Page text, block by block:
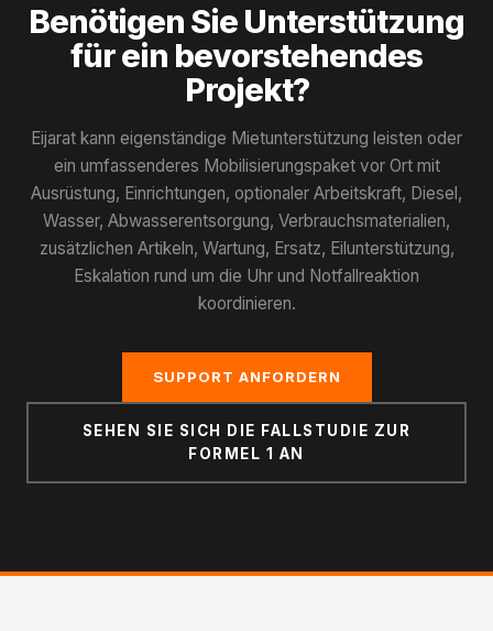
Benötigen Sie Unterstützung
für ein bevorstehendes
Projekt?
Eijarat kann eigenständige Mietunterstützung leisten oder
ein umfassenderes Mobilisierungspaket vor Ort mit
Ausrüstung, Einrichtungen, optionaler Arbeitskraft, Diesel,
Wasser, Abwasserentsorgung, Verbrauchsmaterialien,
zusätzlichen Artikeln, Wartung, Ersatz, Eilunterstützung,
Eskalation rund um die Uhr und Notfallreaktion
koordinieren.
SUPPORT ANFORDERN
SEHEN SIE SICH DIE FALLSTUDIE ZUR
FORMEL 1 AN